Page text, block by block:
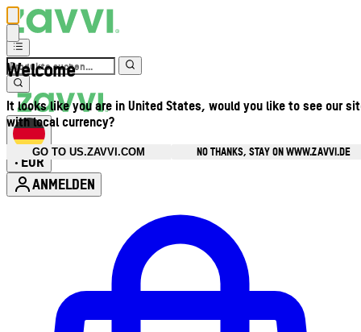
Welcome
It looks like you are in United States, would you like to see our
with local currency?
GO TO US.ZAVVI.COM
NO THANKS, STAY ON WWW.ZAVVI.DE
• EUR
ANMELDEN